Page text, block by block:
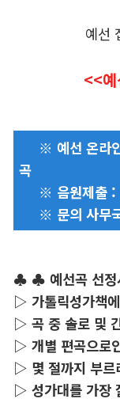
예선
<<
※ 예선 온라인
곡
※ 음원제출 :
※ 문의 사무
♣ ♣ 예선곡 선정
▷ 가톨릭성가책
▷ 곡 중 솔로 및
▷ 개별 편곡으로
▷ 몇 절까지 부르
▷ 성가대를 가장